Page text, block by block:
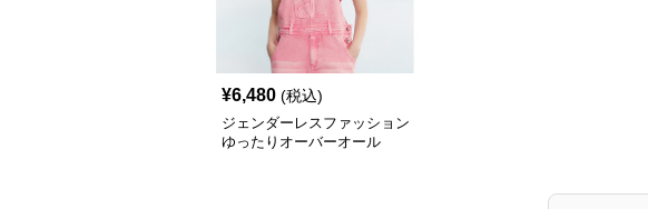
¥6,480 (税込)
ジェンダーレスファッション
ゆったりオーバーオール